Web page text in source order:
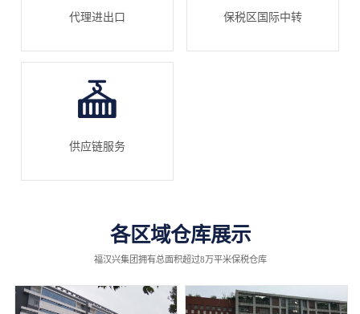
代理进出口 保税区国际中转
供应链服务
各区域仓库展示
福汉兴集团拥有总面积超过8万平米保税仓库